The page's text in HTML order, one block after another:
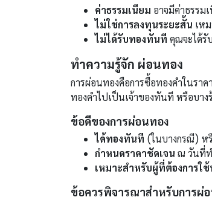
ค่าธรรมเนียม อาจมีค่าธรรม
ไม่ใช่การลงทุนระยะสั้น เห
ไม่ได้รับทองทันที คุณจะได้รั
ทำความรู้จัก ผ่อนทอง
การผ่อนทองคือการซื้อทองคำในรา
ทองคำไปเป็นเจ้าของทันที หรือบา
ข้อดีของการผ่อนทอง
ได้ทองทันที (ในบางกรณี) ห
กำหนดราคาชัดเจน ณ วันที่
เหมาะสำหรับผู้ที่ต้องการใ
ข้อควรพิจารณาสำหรับการผ่